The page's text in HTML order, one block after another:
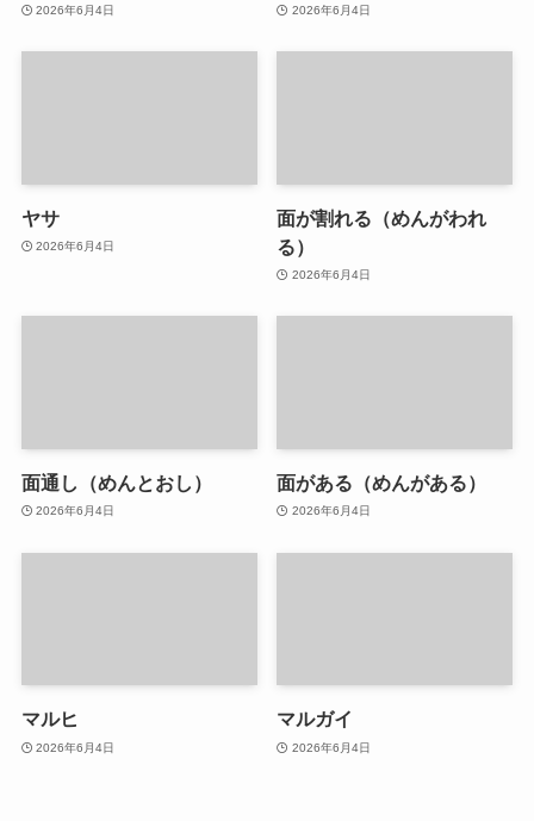
2026年6月4日 2026年6月4日
ヤサ
2026年6月4日
面が割れる（めんがわれ
る）
2026年6月4日
面通し（めんとおし）
2026年6月4日
面がある（めんがある）
2026年6月4日
マルヒ
2026年6月4日
マルガイ
2026年6月4日